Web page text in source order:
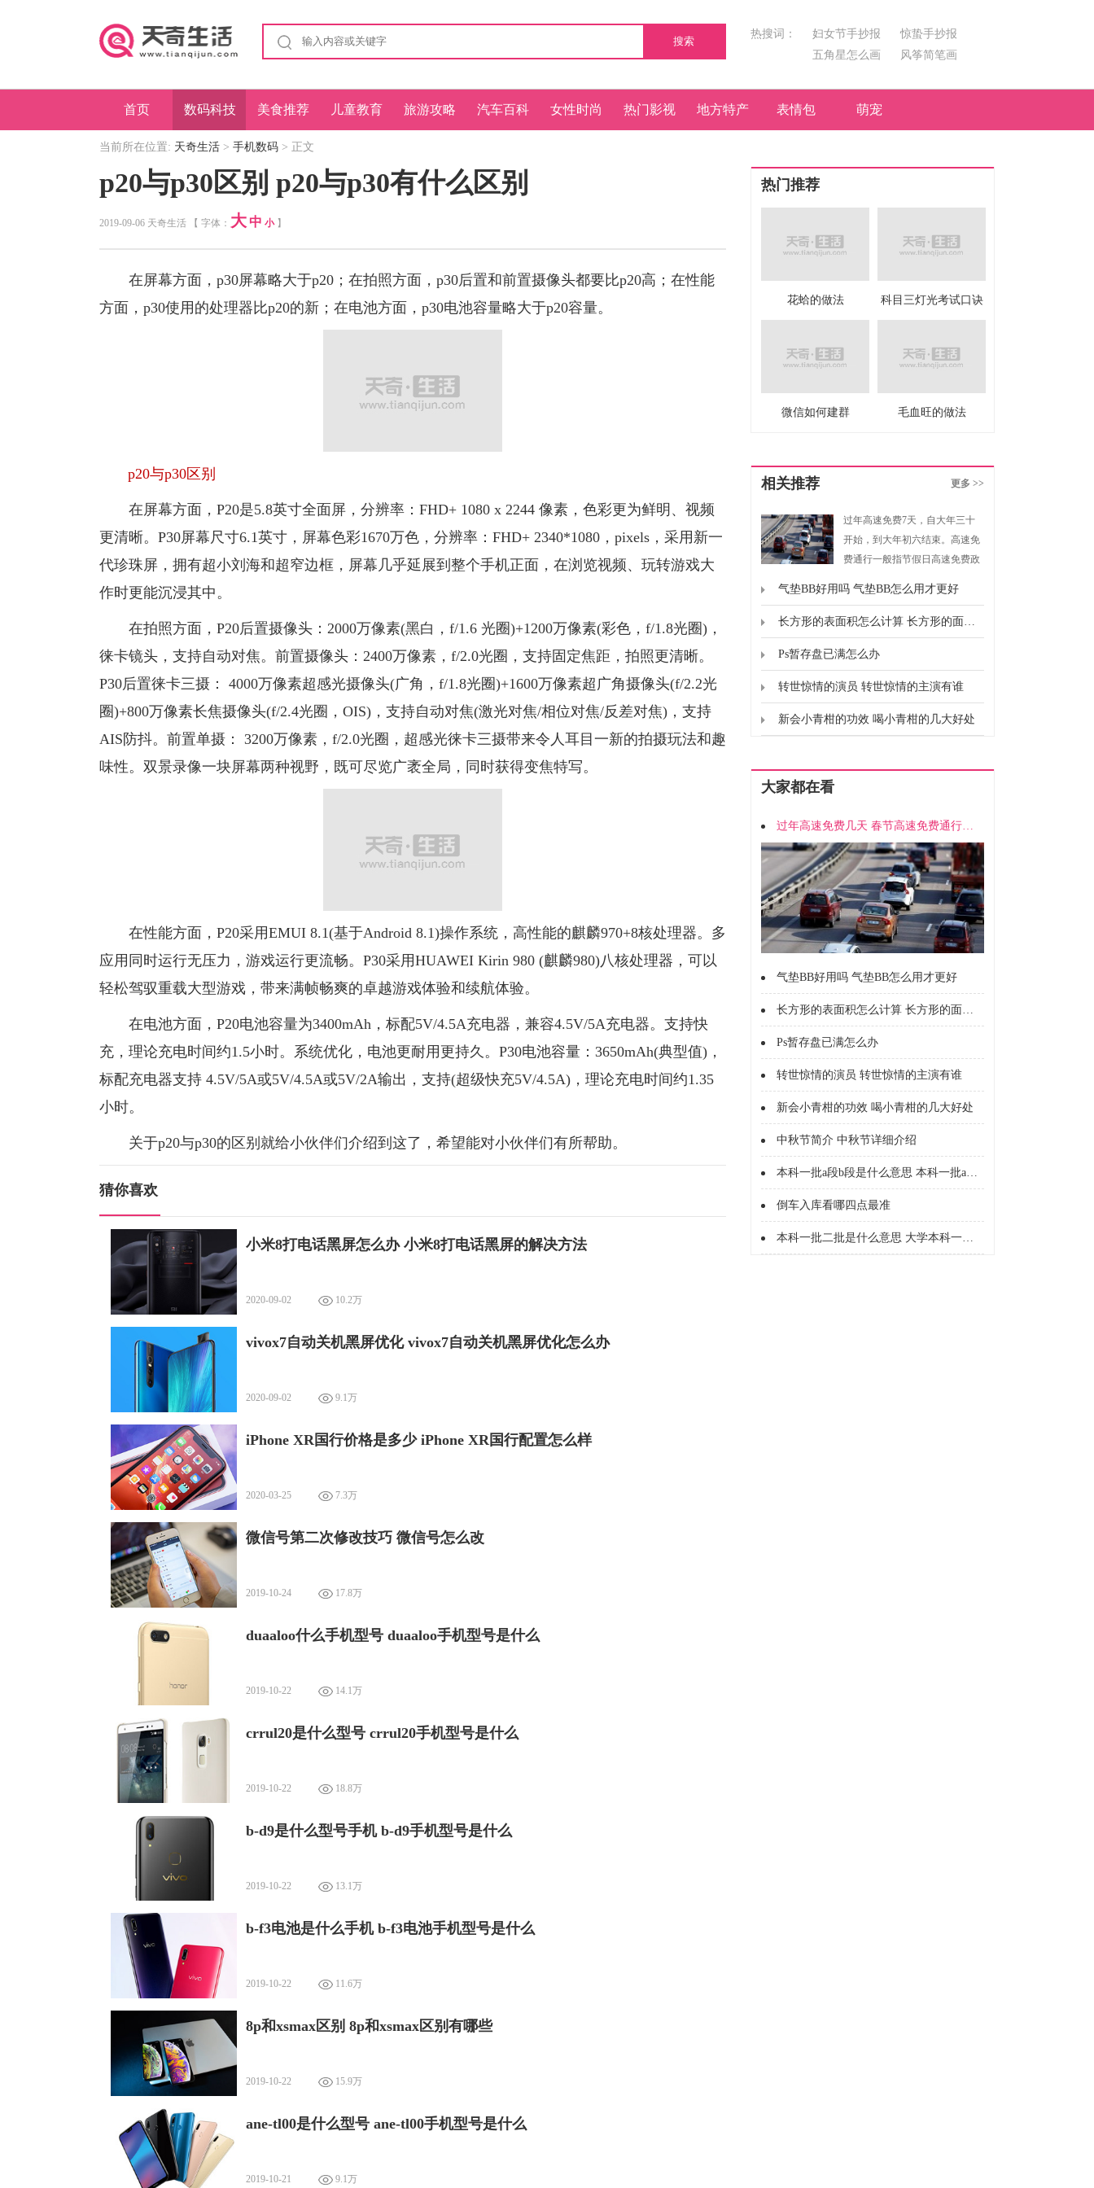
搜索
热搜词： 妇女节手抄报
惊蛰手抄报
五角星怎么画
风筝简笔画
首页 数码科技 美食推荐 儿童教育 旅游攻略 汽车百科 女性时尚 热门影视 地方特产 表情包 萌宠
当前所在位置: 天奇生活 > 手机数码 > 正文
p20与p30区别 p20与p30有什么区别
2019-09-06 天奇生活 【 字体： 大 中 小】
在屏幕方面，p30屏幕略大于p20；在拍照方面，p30后置和前置摄像头都要比p20高；在性能
方面，p30使用的处理器比p20的新；在电池方面，p30电池容量略大于p20容量。
p20与p30区别
在屏幕方面，P20是5.8英寸全面屏，分辨率：FHD+ 1080 x 2244 像素，色彩更为鲜明、视频
更清晰。P30屏幕尺寸6.1英寸，屏幕色彩1670万色，分辨率：FHD+ 2340*1080，pixels，采用新一
代珍珠屏，拥有超小刘海和超窄边框，屏幕几乎延展到整个手机正面，在浏览视频、玩转游戏大
作时更能沉浸其中。
在拍照方面，P20后置摄像头：2000万像素(黑白，f/1.6 光圈)+1200万像素(彩色，f/1.8光圈)，
徕卡镜头，支持自动对焦。前置摄像头：2400万像素，f/2.0光圈，支持固定焦距，拍照更清晰。
P30后置徕卡三摄： 4000万像素超感光摄像头(广角，f/1.8光圈)+1600万像素超广角摄像头(f/2.2光
圈)+800万像素长焦摄像头(f/2.4光圈，OIS)，支持自动对焦(激光对焦/相位对焦/反差对焦)，支持
AIS防抖。前置单摄： 3200万像素，f/2.0光圈，超感光徕卡三摄带来令人耳目一新的拍摄玩法和趣
味性。双景录像一块屏幕两种视野，既可尽览广袤全局，同时获得变焦特写。
在性能方面，P20采用EMUI 8.1(基于Android 8.1)操作系统，高性能的麒麟970+8核处理器。多
应用同时运行无压力，游戏运行更流畅。P30采用HUAWEI Kirin 980 (麒麟980)八核处理器，可以
轻松驾驭重载大型游戏，带来满帧畅爽的卓越游戏体验和续航体验。
在电池方面，P20电池容量为3400mAh，标配5V/4.5A充电器，兼容4.5V/5A充电器。支持快
充，理论充电时间约1.5小时。系统优化，电池更耐用更持久。P30电池容量：3650mAh(典型值)，
标配充电器支持 4.5V/5A或5V/4.5A或5V/2A输出，支持(超级快充5V/4.5A)，理论充电时间约1.35
小时。
关于p20与p30的区别就给小伙伴们介绍到这了，希望能对小伙伴们有所帮助。
猜你喜欢
小米8打电话黑屏怎么办 小米8打电话黑屏的解决方法
2020-09-02 10.2万
vivox7自动关机黑屏优化 vivox7自动关机黑屏优化怎么办
2020-09-02 9.1万
iPhone XR国行价格是多少 iPhone XR国行配置怎么样
2020-03-25 7.3万
微信号第二次修改技巧 微信号怎么改
2019-10-24 17.8万
duaaloo什么手机型号 duaaloo手机型号是什么
2019-10-22 14.1万
crrul20是什么型号 crrul20手机型号是什么
2019-10-22 18.8万
b-d9是什么型号手机 b-d9手机型号是什么
2019-10-22 13.1万
b-f3电池是什么手机 b-f3电池手机型号是什么
2019-10-22 11.6万
8p和xsmax区别 8p和xsmax区别有哪些
2019-10-22 15.9万
ane-tl00是什么型号 ane-tl00手机型号是什么
2019-10-21 9.1万
热门推荐
花蛤的做法 科目三灯光考试口诀
微信如何建群 毛血旺的做法
相关推荐 更多 >>
过年高速免费7天，自大年三十
开始，到大年初六结束。高速免
费通行一般指节假日高速免费政
假日免收小型客车通行费实施方
案》规定，高速免费通行的时间
为春节、清明节、劳动节、国庆
气垫BB好用吗 气垫BB怎么用才更好
长方形的表面积怎么计算 长方形的面积怎么计算的
Ps暂存盘已满怎么办
转世惊情的演员 转世惊情的主演有谁
新会小青柑的功效 喝小青柑的几大好处
大家都在看
过年高速免费几天 春节高速免费通行时间
气垫BB好用吗 气垫BB怎么用才更好
长方形的表面积怎么计算 长方形的面积怎么计算的
Ps暂存盘已满怎么办
转世惊情的演员 转世惊情的主演有谁
新会小青柑的功效 喝小青柑的几大好处
中秋节简介 中秋节详细介绍
本科一批a段b段是什么意思 本科一批a段b段什么意思
倒车入库看哪四点最准
本科一批二批是什么意思 大学本科一批二批是什么意思